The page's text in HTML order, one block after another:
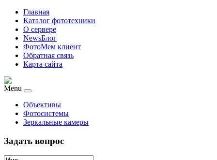
Главная
Каталог фототехники
О сервере
NewsБлог
ФотоМем клиент
Обратная связь
Карта сайта
Menu
Объективы
Фотосистемы
Зеркальные камеры
Задать вопрос